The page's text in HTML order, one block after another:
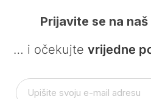
Prijavite se na
… i očekujte vrijedne